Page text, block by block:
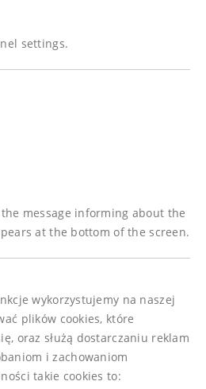
settings.
message informing about the
at the bottom of the screen.
wykorzystujemy na naszej
plików cookies, które
oraz służą dostarczaniu reklam
i zachowaniom
takie cookies to: